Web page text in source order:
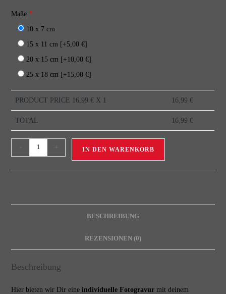
Maße *
10 x 7 cm
15 x 11 cm [+5,00 €]
20 x 15 cm [+10,00 €]
25 x 18 cm [+15,00 €]
PRODUCT PRICE 16,99 € X 1 16,99 €
TOTAL 16,99 €
- + IN DEN WARENKORB
BESCHREIBUNG
REZENSIONEN (0)
Beschreibung
Hier bieten wir Dir eineindividuelle Fotogravur mit deinem